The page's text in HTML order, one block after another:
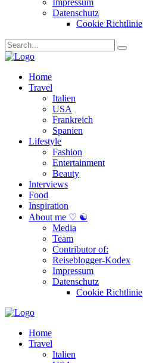
Impressum
Datenschutz
Cookie Richtlinie
Home
Travel
Italien
USA
Frankreich
Spanien
Lifestyle
Fashion
Entertainment
Beauty
Interviews
Food
Inspiration
About me ♡ ☯
Media
Team
Contributor of:
Reiseblogger-Kodex
Impressum
Datenschutz
Cookie Richtlinie
Home
Travel
Italien